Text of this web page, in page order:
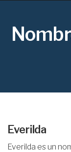
Everilda
Everilda es un